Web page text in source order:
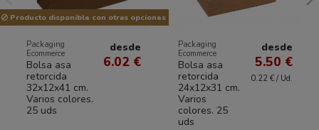
Producto disponible con otras opciones
Packaging
Ecommerce
Bolsa asa
retorcida
32x12x41 cm.
Varios colores.
25 uds
desde
6.02 €
Packaging
Ecommerce
Bolsa asa
retorcida
24x12x31 cm.
Varios
colores. 25
uds
desde
5.50 €
0.22 € / Ud.